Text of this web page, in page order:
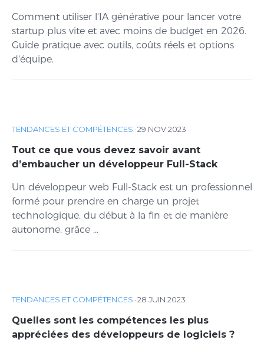
Comment utiliser l'IA générative pour lancer votre
startup plus vite et avec moins de budget en 2026.
Guide pratique avec outils, coûts réels et options
d'équipe.
TENDANCES ET COMPÉTENCES ·29 NOV 2023
Tout ce que vous devez savoir avant
d’embaucher un développeur Full-Stack
Un développeur web Full-Stack est un professionnel
formé pour prendre en charge un projet
technologique, du début à la fin et de manière
autonome, grâce ...
TENDANCES ET COMPÉTENCES ·28 JUIN 2023
Quelles sont les compétences les plus
appréciées des développeurs de logiciels ?